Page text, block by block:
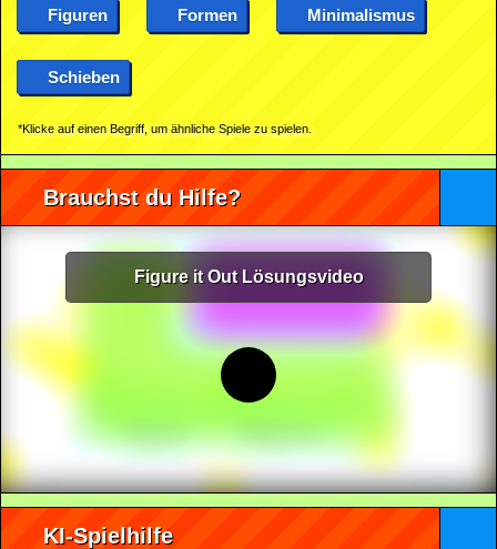
Figuren Formen Minimalismus
Schieben
*Klicke auf einen Begriff, um ähnliche Spiele zu spielen.
Brauchst du Hilfe?
Figure it Out Lösungsvideo
KI-Spielhilfe